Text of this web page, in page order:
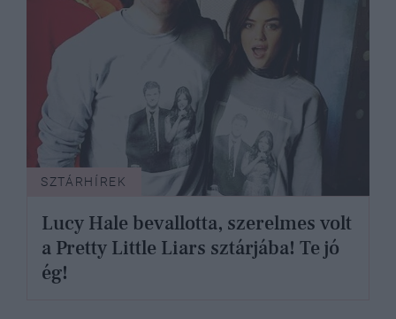
SZTÁRHÍREK
Lucy Hale bevallotta, szerelmes volt
a Pretty Little Liars sztárjába! Te jó
ég!